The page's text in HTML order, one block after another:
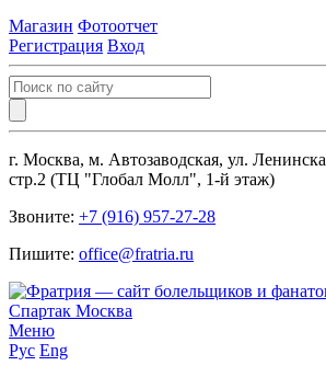
Магазин Фотоотчет
Регистрация Вход
г. Москва, м. Автозаводская, ул.
стр.2 (ТЦ "Глобал Молл", 1-й этаж)
Звоните: +7 (916) 957-27-28
Пишите: office@fratria.ru
Меню
Рус Eng